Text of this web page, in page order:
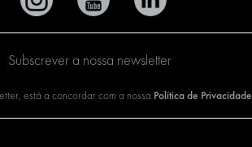
Subscrever a nossa newsletter
está a concordar com a nossa Política de Privacidade